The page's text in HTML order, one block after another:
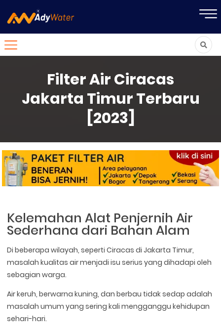
Filter Air Ciracas
Jakarta Timur Terbaru
[2023]
Kelemahan Alat Penjernih Air
Sederhana dari Bahan Alam
Di beberapa wilayah, seperti Ciracas di Jakarta Timur,
masalah kualitas air menjadi isu serius yang dihadapi oleh
sebagian warga.
Air keruh, berwarna kuning, dan berbau tidak sedap adalah
masalah umum yang sering kali mengganggu kehidupan
sehari-hari.